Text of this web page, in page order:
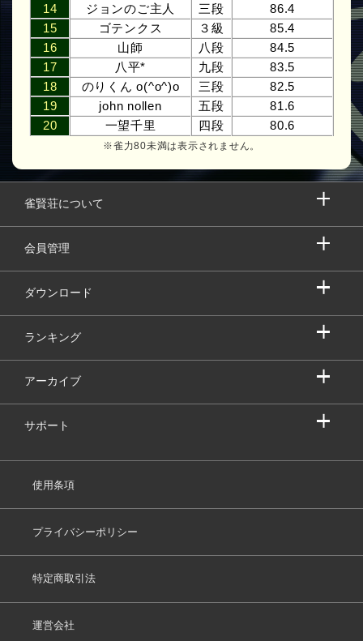
14
ジョンのご主人 三段
86.4
15
ゴテンクス ３級
85.4
16
山師 八段
84.5
17
八平* 九段
83.5
18
のりくん o(^o^)o 三段
82.5
19
john nollen 五段
81.6
20
一望千里 四段 80.6
※雀力80未満は表示されません。
雀賢荘について
会員管理
ダウンロード
ランキング
アーカイブ
サポート
使用条項
プライバシーポリシー
特定商取引法
運営会社